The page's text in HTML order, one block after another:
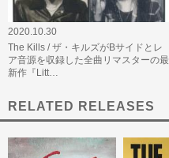
2020.10.30
The Kills / ザ・キルズがBサイドとレ
ア音源を収録した全曲リマスターの最
新作『Litt…
RELATED RELEASES